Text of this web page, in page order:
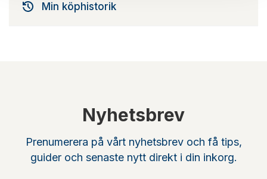
Min köphistorik
Nyhetsbrev
Prenumerera på vårt nyhetsbrev och få tips,
guider och senaste nytt direkt i din inkorg.